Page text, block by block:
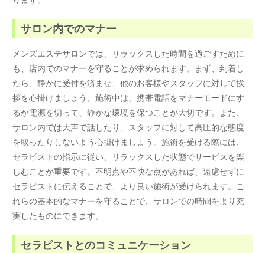
サロン内でのマナー
メンズエステサロンでは、リラックスした時間を過ごすために
も、店内でのマナーを守ることが求められます。まず、到着し
たら、静かに受付を済ませ、他のお客様やスタッフに対して挨
拶を心掛けましょう。施術中は、携帯電話をマナーモードにす
るか電源を切って、静かな環境を保つことが大切です。また、
サロン内では大声で話したり、スタッフに対して高圧的な態度
を取ったりしないよう心掛けましょう。施術を受ける際には、
セラピストの指示に従い、リラックスした状態でサービスを楽
しむことが重要です。不明点や不快な点があれば、遠慮せずに
セラピストに伝えることで、より良い施術が受けられます。こ
れらの基本的なマナーを守ることで、サロンでの時間をより充
実したものにできます。
セラピストとのコミュニケーション